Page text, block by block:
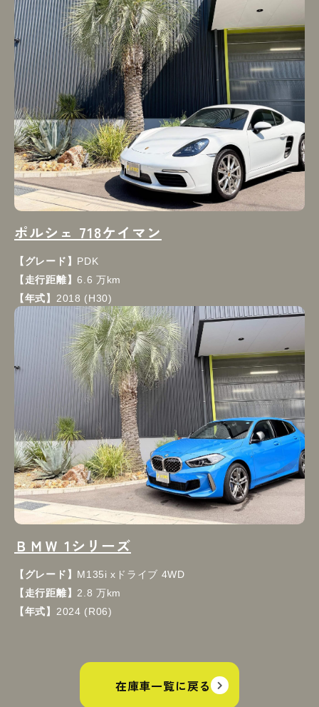
ポルシェ 718ケイマン
【グレード】 PDK
【走行距離】6.6 万km
【年式】 2018 (H30)
ＢＭＷ 1シリーズ
【グレード】 M135i xドライブ 4WD
【走行距離】 2.8 万km
【年式】 2024 (R06)
在庫車一覧に戻る